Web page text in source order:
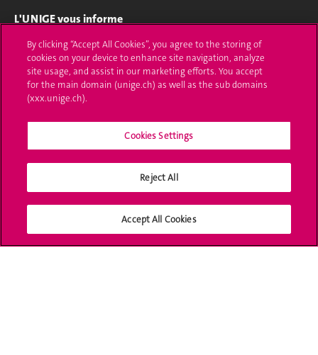
L'UNIGE vous informe
UNIGE Mobile
Médias
Offres d'emploi
Calendrier académique
Médias sociaux UNIGE
By clicking “Accept All Cookies”, you agree to the storing of
cookies on your device to enhance site navigation, analyze
site usage, and assist in our marketing efforts. You accept
for the main domain (unige.ch) as well as the sub domains
(xxx.unige.ch).
Cookies Settings
Reject All
Accept All Cookies